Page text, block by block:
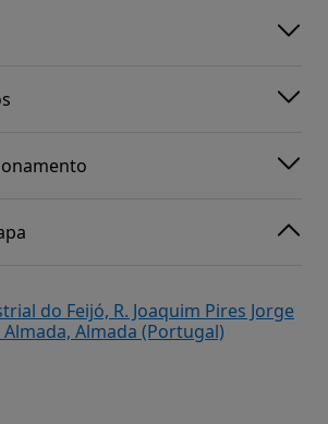
do Feijó, R. Joaquim Pires Jorge
Almada, Almada (Portugal)